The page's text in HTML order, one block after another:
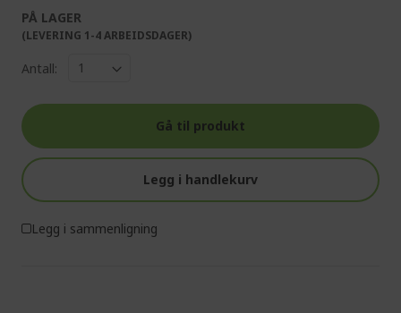
PÅ LAGER
(LEVERING 1-4 ARBEIDSDAGER)
Antall:
Gå til produkt
Legg i handlekurv
Legg i sammenligning